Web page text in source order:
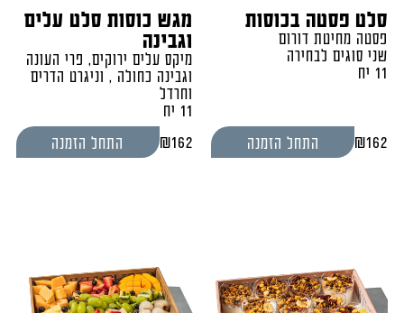
סלט פסטה בכוסות
פסטה מחיטת דורום
שני סוגים לבחירה
11 יח
162
₪ התחל הזמנה
מגש כוסות סלט עלים
וגבינה
מיקס עלים ירוקים, פרי העונה
וגבינה כחולה , וניגרט הדרים
וחרדל
11 יח
162
₪ התחל הזמנה